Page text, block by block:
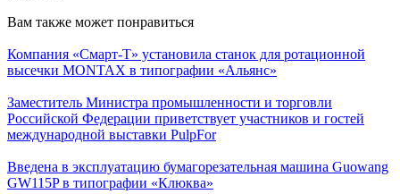
Вам также может понравиться
Компания «Смарт-Т» установила станок для ротационной
высечки MONTAX в типографии «Альянс»
Заместитель Министра промышленности и торговли
Российской Федерации приветствует участников и гостей
международной выставки PulpFor
Введена в эксплуатацию бумагорезательная машина Guowang
GW115P в типографии «Клюква»